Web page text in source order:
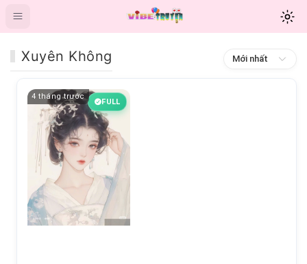
Xuyên Không Mới nhất
4 tháng trước
FULL